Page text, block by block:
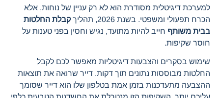
למערכת דיגיטלית מסודרת הוא לא רק עניין של נוחות, אלא
הכרח תפעולי ומשפטי. בשנת 2026, תהליך
קבלת החלטות
בבית משותף חייב להיות מתועד, נגיש וחסין בפני טענות על
חוסר שקיפות.
שימוש בסקרים והצבעות דיגיטליות מאפשר לכם לקבל
החלטות מבוססות נתונים תוך דקות. דייר שרואה את תוצאות
ההצבעה מתעדכנות בזמן אמת בטלפון שלו הוא דייר שסומך